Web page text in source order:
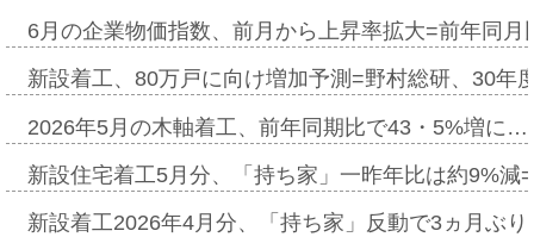
6月の企業物価指数、前月から上昇率拡大=前年同
新設着工、80万戸に向け増加予測=野村総研、30年
2026年5月の木軸着工、前年同期比で43・5%増に…
新設住宅着工5月分、「持ち家」一昨年比は約9%
新設着工2026年4月分、「持ち家」反動で3ヵ月ぶ